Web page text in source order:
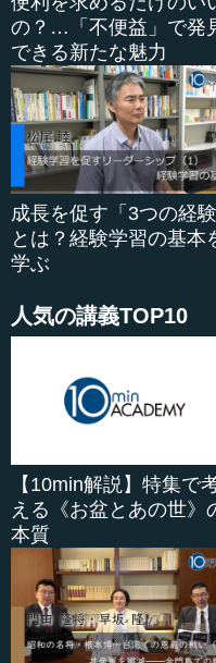
山浦 うーん……日々付き
多分本質は変わらないと
―― それはどこと変わら
山浦 私の世代あるいは
が、両親や祖父母の世代
ろを考えあわせても、本
っています。
ただ、毎年18歳が入って
ません。なんとなく毎年
多見ていますから、「ゆ
―― どちらかというと（
ている可能性もあるとい
山浦 よくいえばそうか
ことかもしれません。
―― でも、「本質は変わ
常に重要だと思います。
かえって理解の端緒さえ
ね。
の？…「不便益」で発
できる新たな魅力
成長を促す「3つの経験
とは？経験学習の基本
学ぶ
人気の講義TOP10
【10min解説】特集で
える《お盆とあの世》
本質